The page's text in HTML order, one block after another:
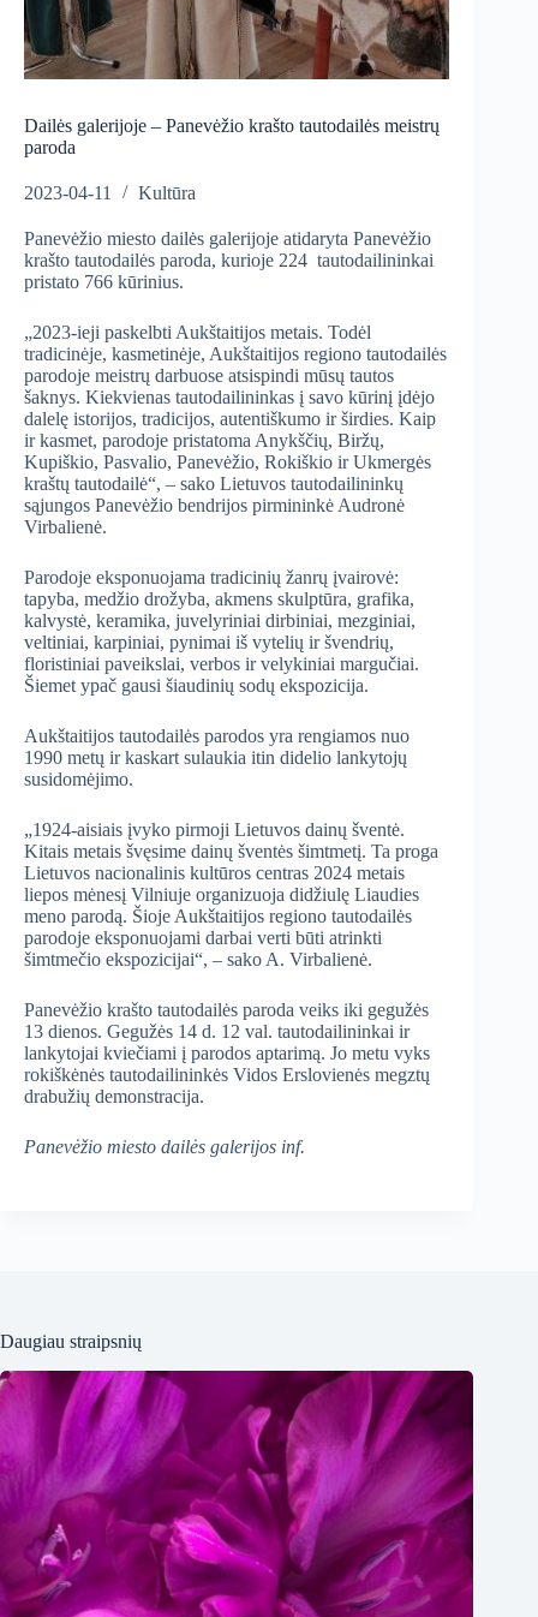
Dailės galerijoje – Panevėžio krašto tautodailės meistrų
paroda
2023-04-11 Kultūra
Panevėžio miesto dailės galerijoje atidaryta Panevėžio
krašto tautodailės paroda, kurioje 224 tautodailininkai
pristato 766 kūrinius.
„2023-ieji paskelbti Aukštaitijos metais. Todėl
tradicinėje, kasmetinėje, Aukštaitijos regiono tautodailės
parodoje meistrų darbuose atsispindi mūsų tautos
šaknys. Kiekvienas tautodailininkas į savo kūrinį įdėjo
dalelę istorijos, tradicijos, autentiškumo ir širdies. Kaip
ir kasmet, parodoje pristatoma Anykščių, Biržų,
Kupiškio, Pasvalio, Panevėžio, Rokiškio ir Ukmergės
kraštų tautodailė“, – sako Lietuvos tautodailininkų
sąjungos Panevėžio bendrijos pirmininkė Audronė
Virbalienė.
Parodoje eksponuojama tradicinių žanrų įvairovė:
tapyba, medžio drožyba, akmens skulptūra, grafika,
kalvystė, keramika, juvelyriniai dirbiniai, mezginiai,
veltiniai, karpiniai, pynimai iš vytelių ir švendrių,
floristiniai paveikslai, verbos ir velykiniai margučiai.
Šiemet ypač gausi šiaudinių sodų ekspozicija.
Aukštaitijos tautodailės parodos yra rengiamos nuo
1990 metų ir kaskart sulaukia itin didelio lankytojų
susidomėjimo.
„1924-aisiais įvyko pirmoji Lietuvos dainų šventė.
Kitais metais švęsime dainų šventės šimtmetį. Ta proga
Lietuvos nacionalinis kultūros centras 2024 metais
liepos mėnesį Vilniuje organizuoja didžiulę Liaudies
meno parodą. Šioje Aukštaitijos regiono tautodailės
parodoje eksponuojami darbai verti būti atrinkti
šimtmečio ekspozicijai“, – sako A. Virbalienė.
Panevėžio krašto tautodailės paroda veiks iki gegužės
13 dienos. Gegužės 14 d. 12 val. tautodailininkai ir
lankytojai kviečiami į parodos aptarimą. Jo metu vyks
rokiškėnės tautodailininkės Vidos Erslovienės megztų
drabužių demonstracija.
Panevėžio miesto dailės galerijos inf.
Daugiau straipsnių